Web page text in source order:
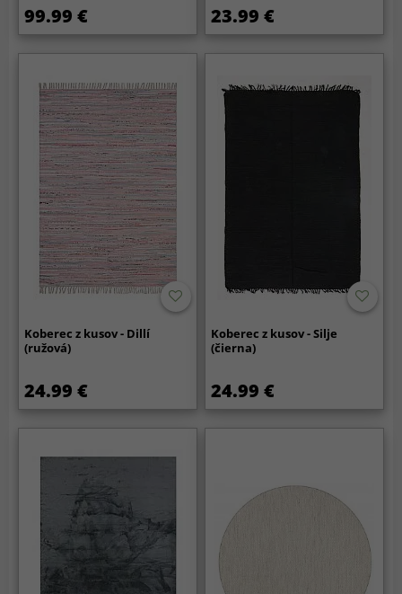
99.99 € 23.99 €
Koberec z kusov - Dillí
(ružová)
24.99 €
Koberec z kusov - Silje
(čierna)
24.99 €